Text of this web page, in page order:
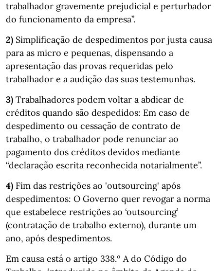
trabalhador gravemente prejudicial e perturbador
do funcionamento da empresa”.
2) Simplificação de despedimentos por justa causa
para as micro e pequenas, dispensando a
apresentação das provas requeridas pelo
trabalhador e a audição das suas testemunhas.
3) Trabalhadores podem voltar a abdicar de
créditos quando são despedidos: Em caso de
despedimento ou cessação de contrato de
trabalho, o trabalhador pode renunciar ao
pagamento dos créditos devidos mediante
“declaração escrita reconhecida notarialmente”.
4) Fim das restrições ao 'outsourcing' após
despedimentos: O Governo quer revogar a norma
que estabelece restrições ao ‘outsourcing’
(contratação de trabalho externo), durante um
ano, após despedimentos.
Em causa está o artigo 338.º A do Código do